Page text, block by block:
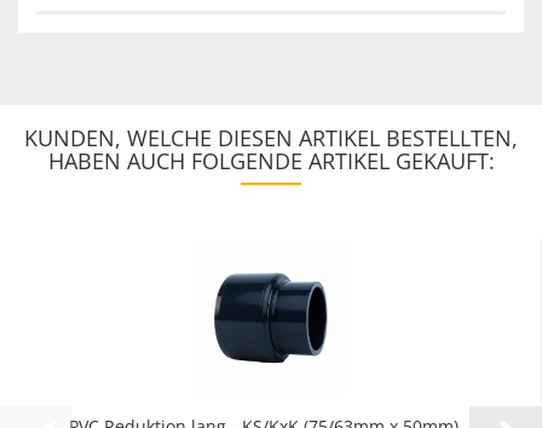
KUNDEN, WELCHE DIESEN ARTIKEL BESTELLTEN,
HABEN AUCH FOLGENDE ARTIKEL GEKAUFT: